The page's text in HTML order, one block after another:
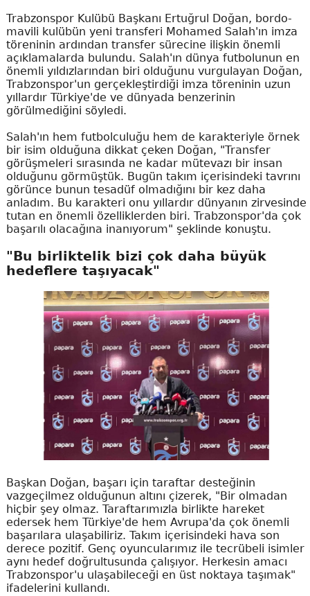
Trabzonspor Kulübü Başkanı Ertuğrul Doğan, bordo-
mavili kulübün yeni transferi Mohamed Salah'ın imza
töreninin ardından transfer sürecine ilişkin önemli
açıklamalarda bulundu. Salah'ın dünya futbolunun en
önemli yıldızlarından biri olduğunu vurgulayan Doğan,
Trabzonspor'un gerçekleştirdiği imza töreninin uzun
yıllardır Türkiye'de ve dünyada benzerinin
görülmediğini söyledi.
Salah'ın hem futbolculuğu hem de karakteriyle örnek
bir isim olduğuna dikkat çeken Doğan, "Transfer
görüşmeleri sırasında ne kadar mütevazı bir insan
olduğunu görmüştük. Bugün takım içerisindeki tavrını
görünce bunun tesadüf olmadığını bir kez daha
anladım. Bu karakteri onu yıllardır dünyanın zirvesinde
tutan en önemli özelliklerden biri. Trabzonspor'da çok
başarılı olacağına inanıyorum" şeklinde konuştu.
"Bu birliktelik bizi çok daha büyük
hedeflere taşıyacak"
Başkan Doğan, başarı için taraftar desteğinin
vazgeçilmez olduğunun altını çizerek, "Bir olmadan
hiçbir şey olmaz. Taraftarımızla birlikte hareket
edersek hem Türkiye'de hem Avrupa'da çok önemli
başarılara ulaşabiliriz. Takım içerisindeki hava son
derece pozitif. Genç oyuncularımız ile tecrübeli isimler
aynı hedef doğrultusunda çalışıyor. Herkesin amacı
Trabzonspor'u ulaşabileceği en üst noktaya taşımak"
ifadelerini kullandı.